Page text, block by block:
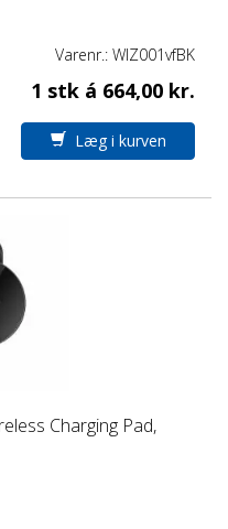
Varenr.: WIZ001vfBK
1 stk á 664,00 kr.
Læg i kurven
Charging Pad,